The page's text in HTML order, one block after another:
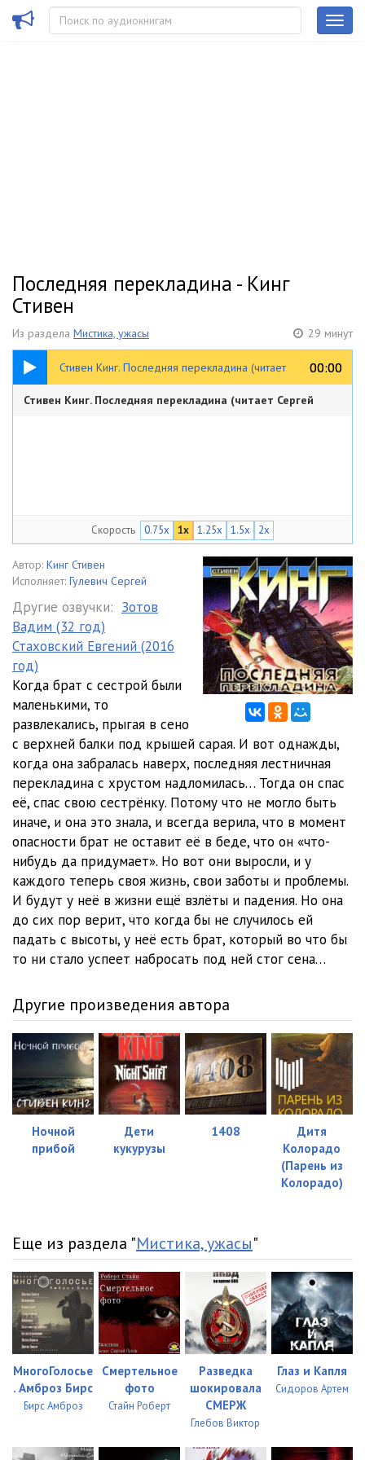
Последняя перекладина - Кинг
Стивен
Из раздела Мистика, ужасы 29 минут
Стивен Кинг. Последняя перекладина (читает
Сергей Гулевич)
00:00
00:00
29:39
Стивен Кинг. Последняя перекладина (читает Сергей
Скорость 0.75x 1x 1.25x 1.5x 2x
Автор: Кинг Стивен
Исполняет: Гулевич Сергей
Другие озвучки: Зотов
Вадим (32 год)
Стаховский Евгений (2016
год)
Когда брат с сестрой были
маленькими, то
развлекались, прыгая в сено
с верхней балки под крышей сарая. И вот однажды,
когда она забралась наверх, последняя лестничная
перекладина с хрустом надломилась… Тогда он спас
её, спас свою сестрёнку. Потому что не могло быть
иначе, и она это знала, и всегда верила, что в момент
опасности брат не оставит её в беде, что он «что-
нибудь да придумает». Но вот они выросли, и у
каждого теперь своя жизнь, свои заботы и проблемы.
И будут у неё в жизни ещё взлёты и падения. Но она
до сих пор верит, что когда бы не случилось ей
падать с высоты, у неё есть брат, который во что бы
то ни стало успеет набросать под ней стог сена…
Другие произведения автора
Ночной
прибой
Дети
кукурузы
1408
Дитя
Колорадо
(Парень из
Колорадо)
Еще из раздела "Мистика, ужасы"
МногоГолосье
. Амброз Бирс
Бирс Амброз
Смертельное
фото
Стайн Роберт
Разведка
шокировала
СМЕРЖ
Глебов Виктор
Глаз и Капля
Сидоров Артем